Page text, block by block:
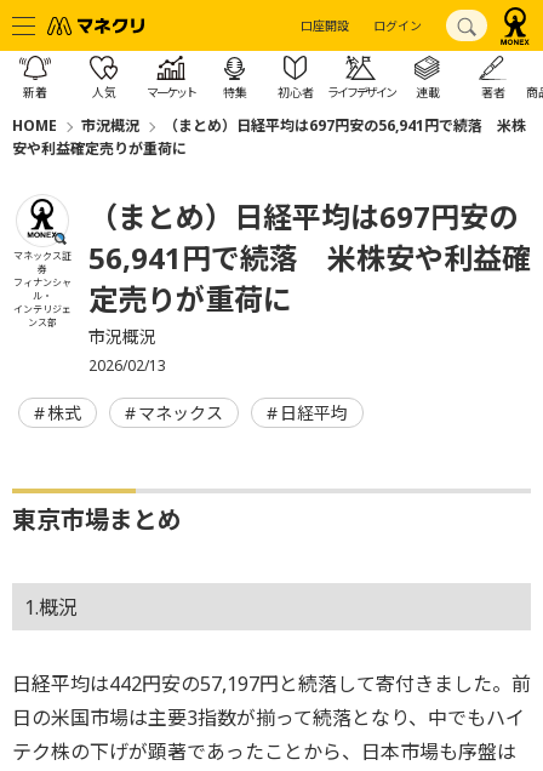
口座開設 ログイン
新着 人気 マーケット 特集 初心者 ライフデザイン 連載 著者 商
HOME 市況概況
（まとめ）日経平均は697円安の56,941円で続落 米株
安や利益確定売りが重荷に
マネックス証
券
フィナンシャ
ル・
インテリジェ
ンス部
（まとめ）日経平均は697円安の
56,941円で続落 米株安や利益確
定売りが重荷に
市況概況
2026/02/13
株式 マネックス 日経平均
東京市場まとめ
1.概況
日経平均は442円安の57,197円と続落して寄付きました。前
日の米国市場は主要3指数が揃って続落となり、中でもハイ
テク株の下げが顕著であったことから、日本市場も序盤は